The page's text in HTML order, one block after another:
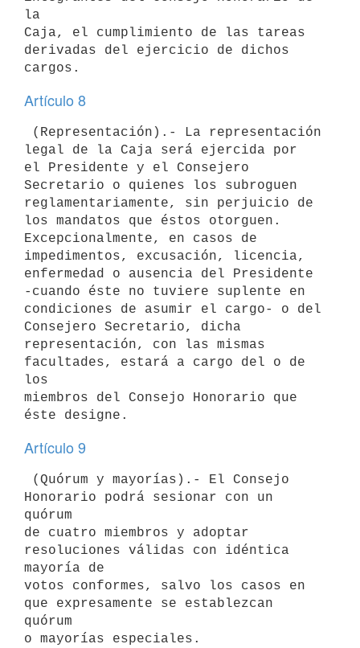
la
Caja, el cumplimiento de las tareas
derivadas del ejercicio de dichos
Artículo 8
legal de la Caja será ejercida por
el Presidente y el Consejero
Secretario o quienes los subroguen
reglamentariamente, sin perjuicio de
los mandatos que éstos otorguen.
Excepcionalmente, en casos de
impedimentos, excusación, licencia,
enfermedad o ausencia del Presidente
-cuando éste no tuviere suplente en
condiciones de asumir el cargo- o del
Consejero Secretario, dicha
representación, con las mismas
facultades, estará a cargo del o de
los
miembros del Consejo Honorario que
Artículo 9
Honorario podrá sesionar con un
quórum
de cuatro miembros y adoptar
resoluciones válidas con idéntica
mayoría de
votos conformes, salvo los casos en
que expresamente se establezcan
quórum
o mayorías especiales.